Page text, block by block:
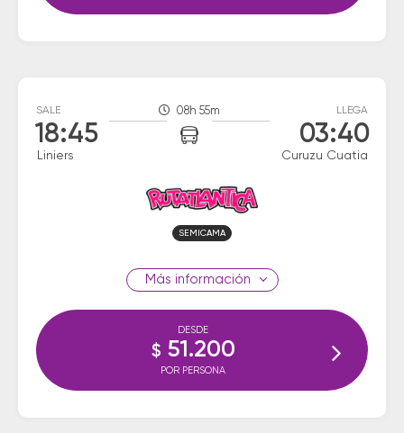
SALE
18:45
Liniers
08h 55m LLEGA
03:40
Curuzu Cuatia
SEMICAMA
información
DESDE
$ 51.200
POR PERSONA